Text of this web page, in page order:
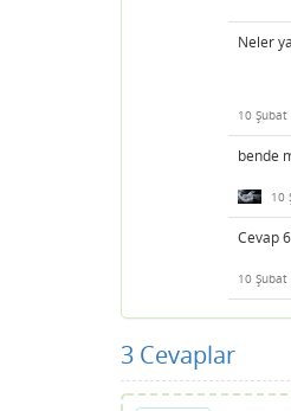
Neler
10
bende
10
Cevap
10
3 Cevaplar